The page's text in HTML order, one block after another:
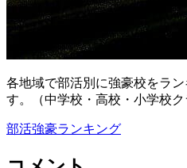
各地域で部活別に強豪校をラ
す。（中学校・高校・小学校ク
部活強豪ランキング